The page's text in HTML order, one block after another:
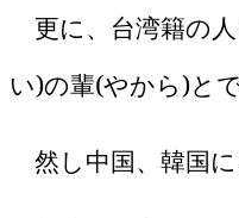
更に、台湾籍の
い)の輩(やから)と
然し中国、韓国